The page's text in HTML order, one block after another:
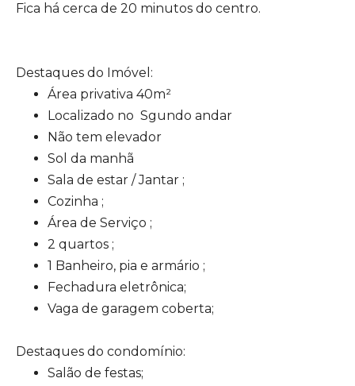
Fica há cerca de 20 minutos do centro.
Destaques do Imóvel:
Área privativa 40m²
Localizado no Sgundo andar
Não tem elevador
Sol da manhã
Sala de estar / Jantar ;
Cozinha ;
Área de Serviço ;
2 quartos ;
1 Banheiro, pia e armário ;
Fechadura eletrônica;
Vaga de garagem coberta;
Destaques do condomínio:
Salão de festas;